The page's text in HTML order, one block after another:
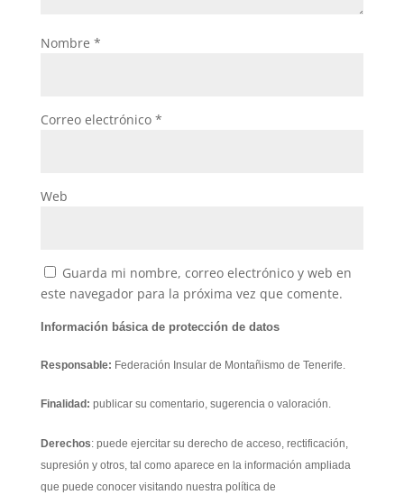
Nombre *
Correo electrónico *
Web
Guarda mi nombre, correo electrónico y web en
este navegador para la próxima vez que comente.
Información básica de protección de datos
Responsable: Federación Insular de Montañismo de Tenerife.
Finalidad: publicar su comentario, sugerencia o valoración.
Derechos: puede ejercitar su derecho de acceso, rectificación,
supresión y otros, tal como aparece en la información ampliada
que puede conocer visitando nuestra política de